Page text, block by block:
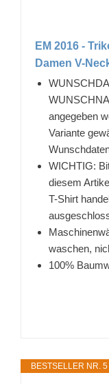
EM 2016 -
Damen V-
angegeben
Variante
WICHTIG:
diesem
T-Shirt
waschen,
100%
BESTSELLER NR. 5